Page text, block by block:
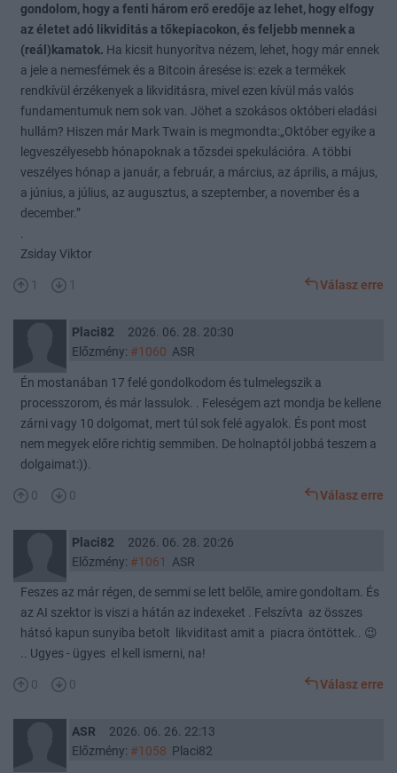
gondolom, hogy a fenti három erő eredője az lehet, hogy elfogy
az életet adó likviditás a tőkepiacokon, és feljebb mennek a
(reál)kamatok. Ha kicsit hunyorítva nézem, lehet, hogy már ennek
a jele a nemesfémek és a Bitcoin áresése is: ezek a termékek
rendkívül érzékenyek a likviditásra, mivel ezen kívül más valós
fundamentumuk nem sok van. Jöhet a szokásos októberi eladási
hullám? Hiszen már Mark Twain is megmondta:„Október egyike a
legveszélyesebb hónapoknak a tőzsdei spekulációra. A többi
veszélyes hónap a január, a február, a március, az április, a május,
a június, a július, az augusztus, a szeptember, a november és a
december.”
.
Zsiday Viktor
1 1 Válasz erre
Placi82
2026. 06. 28. 20:30
Előzmény: #1060 ASR
Én mostanában 17 felé gondolkodom és tulmelegszik a
processzorom, és már lassulok. . Feleségem azt mondja be kellene
zárni vagy 10 dolgomat, mert túl sok felé agyalok. És pont most
nem megyek előre richtig semmiben. De holnaptól jobbá teszem a
dolgaimat:)).
0 0 Válasz erre
Placi82
2026. 06. 28. 20:26
Előzmény: #1061 ASR
Feszes az már régen, de semmi se lett belőle, amire gondoltam. És
az AI szektor is viszi a hátán az indexeket . Felszívta az összes
hátsó kapun sunyiba betolt likviditast amit a piacra öntöttek.. 😉
.. Ugyes - ügyes el kell ismerni, na!
0 0 Válasz erre
ASR
2026. 06. 26. 22:13
Előzmény: #1058 Placi82